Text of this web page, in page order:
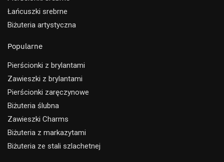
Łańcuszki srebrne
Biżuteria artystyczna
Popularne
Pierścionki z brylantami
Zawieszki z brylantami
Pierścionki zaręczynowe
Biżuteria ślubna
Zawieszki Charms
Biżuteria z markazytami
Biżuteria ze stali szlachetnej